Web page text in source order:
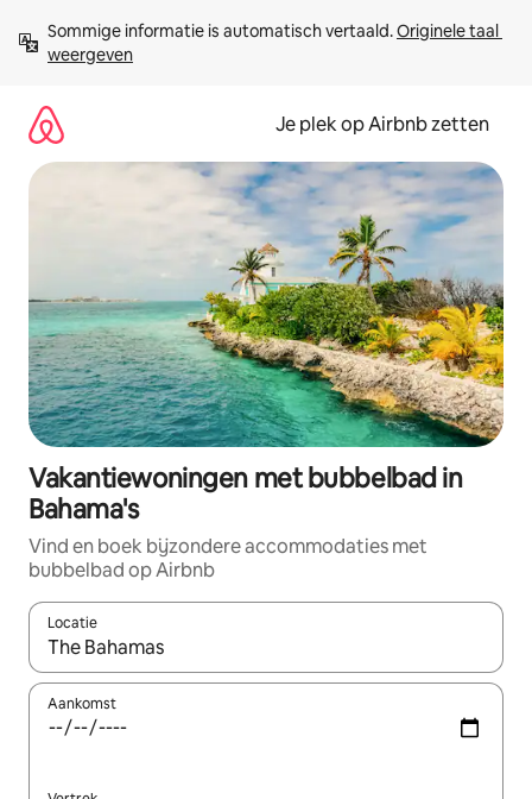
direct
naar
Sommige informatie is automatisch vertaald. Originele taal
weergeven
Je plek op Airbnb zetten
Vakantiewoningen met bubbelbad in
Bahama's
Vind en boek bijzondere accommodaties met
bubbelbad op Airbnb
Locatie
Wanneer er resultaten beschikbaar zijn, maak je een keuze
Aankomst